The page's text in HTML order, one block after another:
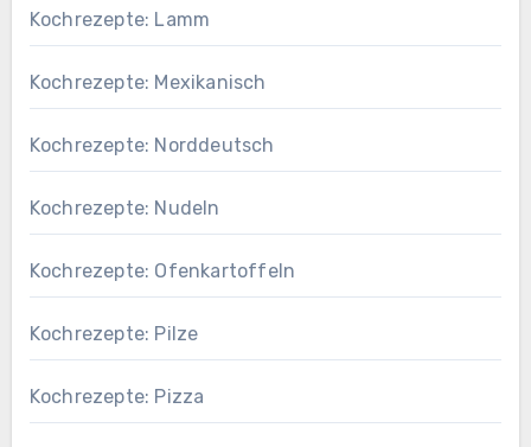
Kochrezepte: Lamm
Kochrezepte: Mexikanisch
Kochrezepte: Norddeutsch
Kochrezepte: Nudeln
Kochrezepte: Ofenkartoffeln
Kochrezepte: Pilze
Kochrezepte: Pizza